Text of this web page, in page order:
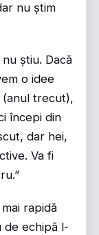
nu știm
știu. Dacă
o idee
trecut),
începi din
dar hei,
Va fi
rapidă
de echipă l-